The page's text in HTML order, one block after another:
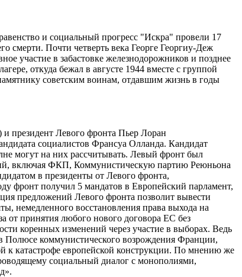
и социальный прогресс "Искра" провели 17
смерти. Почти четверть века Георге Георгиу-Деж
участие в забастовке железнодорожников и позднее
откуда бежал в августе 1944 вместе с группой
советским воинам, отдавшим жизнь в годы
президент Левого фронта Пьер Лоран
социалистов Франсуа Олланда. Кандидат
могут на них рассчитывать. Левый фронт был
включая ФКП, Коммунистическую партию Реюньона
в президенты от Левого фронта,
фронт получил 5 мандатов в Европейский парламент,
предложений Левого фронта позволит вывести
немедленного восстановления права выхода на
от принятия любого нового договора ЕС без
коренных изменений через участие в выборах. Ведь
Полюсе коммунистического возрождения Франции,
к катастрофе европейской конструкции. По мнению же
социальный диалог с монополиями,